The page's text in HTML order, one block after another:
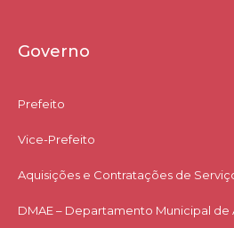
Governo
Prefeito
Vice-Prefeito
Aquisições e Contratações de
DMAE – Departamento Municipal de